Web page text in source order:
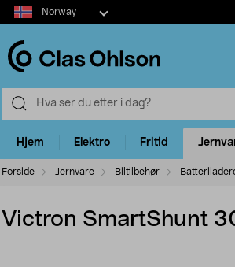
Select
market
Norway
Hjem Elektro Fritid
Forside Jernvare Biltilbehør
Victron SmartShunt